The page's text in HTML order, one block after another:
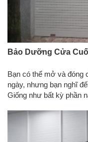
Bảo Dưỡng Cửa
Bạn có thể mở và đóng
ngày, nhưng bạn nghĩ
Giống như bất kỳ phần